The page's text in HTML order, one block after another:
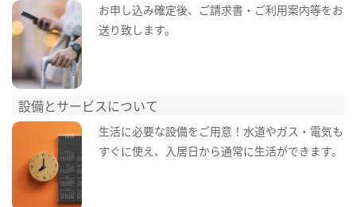
お申し込み確定後、ご請求書・ご利用案内等をお
送り致します。
設備とサービスについて
生活に必要な設備をご用意！水道やガス・電気も
すぐに使え、入居日から通常に生活ができます。